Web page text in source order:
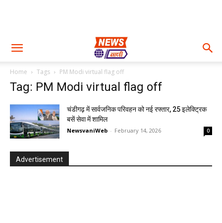
Home Tags PM Modi virtual flag off
Tag: PM Modi virtual flag off
चंडीगढ़ में सार्वजनिक परिवहन को नई रफ्तार, 25 इलेक्ट्रिक
बसें सेवा में शामिल
NewsvaniWeb - February 14, 2026 0
Advertisement